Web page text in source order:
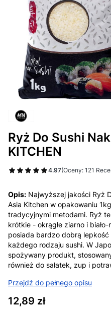
Ryż Do Sushi
KITCHEN
4.97(Oceny: 121
Opis: Najwyższej jakości Ryż
Asia Kitchen w opakowaniu
tradycyjnymi metodami. Ryż
krótkie - okrągłe ziarno i
posiada bardzo dobrą
każdego rodzaju sushi. W
spożywany produkt,
również do sałatek, zup i
Przejdź do pełnego opisu
Cena
12,89 zł